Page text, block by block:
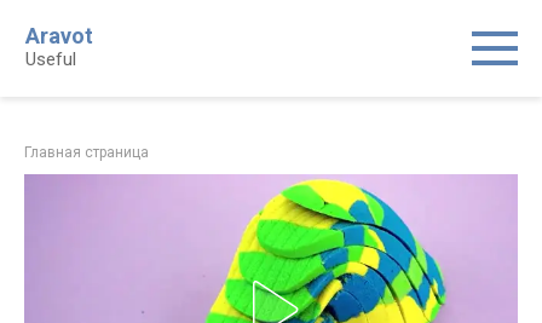
content
Aravot
Useful
Главная страница